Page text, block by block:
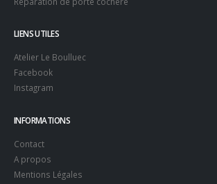
LIENS UTILES
Atelier Le Boulluec
Facebook
Instagram
INFORMATIONS
Contact
A propos
Mentions Légales